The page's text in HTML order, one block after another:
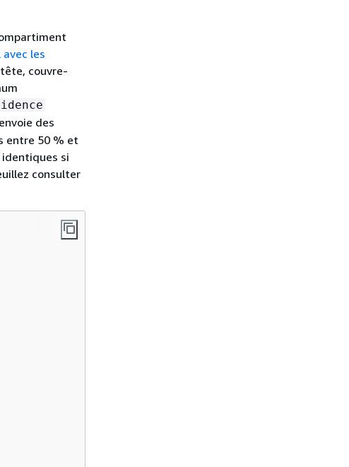
avec les
tête, couvre-
des
entre 50 % et
si
consulter